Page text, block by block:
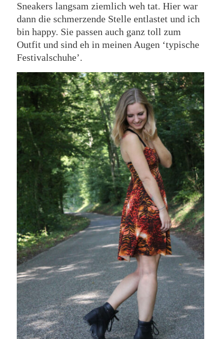
Sneakers langsam ziemlich weh tat. Hier war
dann die schmerzende Stelle entlastet und ich
bin happy. Sie passen auch ganz toll zum
Outfit und sind eh in meinen Augen ‘typische
Festivalschuhe’.